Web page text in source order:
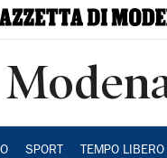
SPORT TEMPO LIBERO